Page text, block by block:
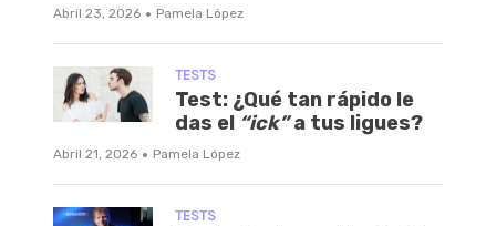
Abril 23, 2026 · Pamela López
TESTS
Test: ¿Qué tan rápido le
das el “ick”a tus ligues?
Abril 21, 2026 · Pamela López
TESTS